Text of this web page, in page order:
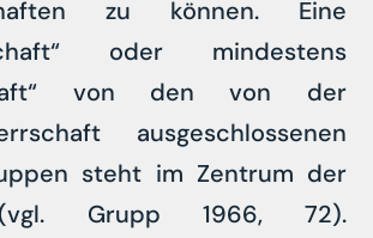
zu können. Eine
oder mindestens
von den von der
ausgeschlossenen
steht im Zentrum der
Grupp 1966, 72).